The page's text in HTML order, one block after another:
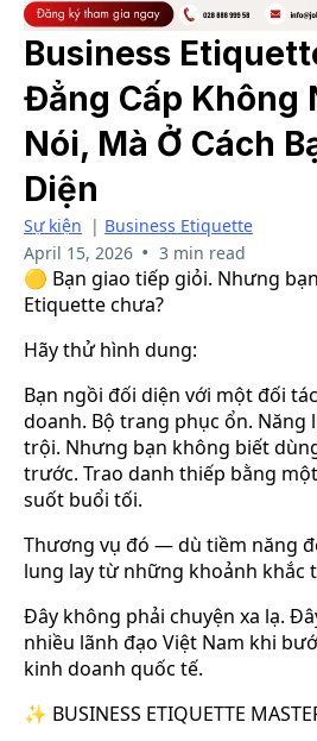
Business
Đẳng Cấp Không
Nói, Mà Ở Cách
Diện
Sự kiện | Business Etiquette
April 15, 2026 • 3 min read
🟡 Bạn giao tiếp giỏi. Nhưng
Etiquette chưa?
Hãy thử hình dung:
Bạn ngồi đối diện với một đối
doanh. Bộ trang phục ổn.
trội. Nhưng bạn không biết
trước. Trao danh thiếp bằng
suốt buổi tối.
Thương vụ đó — dù tiềm năng
lung lay từ những khoảnh khắc
Đây không phải chuyện xa lạ.
nhiều lãnh đạo Việt Nam khi
kinh doanh quốc tế.
✨ BUSINESS ETIQUETTE